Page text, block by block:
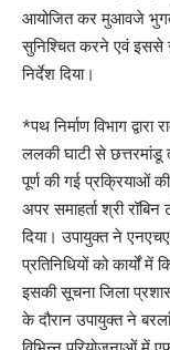
आयोजित कर मुआवजे
सुनिश्चित करने एवं इससे
निर्देश दिया।
*पथ निर्माण विभाग
ललकी घाटी से
पूर्ण की गई प्रक्रियाओं
अपर समाहर्ता श्री रॉबिन
दिया। उपायुक्त ने
प्रतिनिधियों को कार्यों
इसकी सूचना जिला
के दौरान उपायुक्त ने